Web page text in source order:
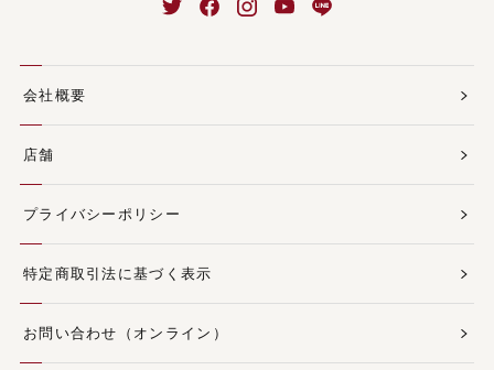
会社概要
店舗
プライバシーポリシー
特定商取引法に基づく表示
お問い合わせ（オンライン）